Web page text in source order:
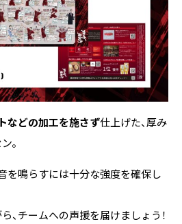
などの加工を施さず仕上げた、厚み
。
を鳴らすには十分な強度を確保し
、チームへの声援を届けましょう！